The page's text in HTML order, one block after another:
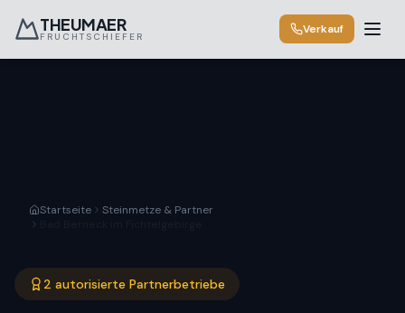
THEUMAER
FRUCHTSCHIEFER
Verkauf
Startseite
Steinmetze & Partner
2 autorisierte Partnerbetriebe